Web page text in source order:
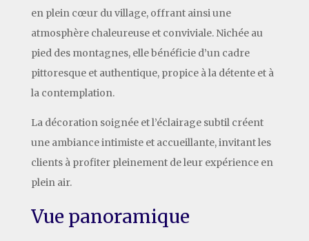
en plein cœur du village, offrant ainsi une
atmosphère chaleureuse et conviviale. Nichée au
pied des montagnes, elle bénéficie d’un cadre
pittoresque et authentique, propice à la détente et à
la contemplation.
La décoration soignée et l’éclairage subtil créent
une ambiance intimiste et accueillante, invitant les
clients à profiter pleinement de leur expérience en
plein air.
Vue panoramique